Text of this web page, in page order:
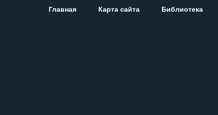
Главная Карта сайта Библиотека